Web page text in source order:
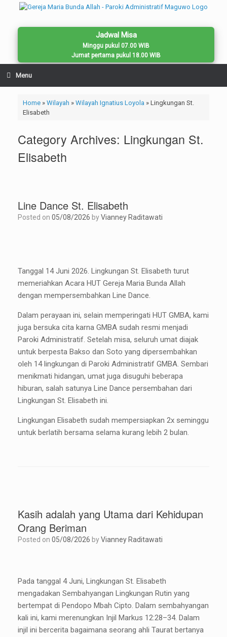
Jadwal Misa
Minggu pukul 07.00 WIB
Jumat pertama pukul 18.00 WIB
Menu
Home» Wilayah » Wilayah Ignatius Loyola » Lingkungan St.
Elisabeth
Category Archives: Lingkungan St.
Elisabeth
Line Dance St. Elisabeth
Posted on 05/08/2026 byVianney Raditawati
Tanggal 14 Juni 2026. Lingkungan St. Elisabeth turut
memeriahkan Acara HUT Gereja Maria Bunda Allah
dengan mempersembahkan Line Dance.
Dalam perayaan ini, selain memperingati HUT GMBA, kami
juga bersuka cita karna GMBA sudah resmi menjadi
Paroki Administratif. Setelah misa, seluruh umat diajak
untuk berpesta Bakso dan Soto yang dipersembahkan
oleh 14 lingkungan di Paroki Administratif GMBA. Sembari
menikmati hidangan, umat juga disuguhi beberapa
hiburan, salah satunya Line Dance persembahan dari
Lingkungan St. Elisabeth ini.
Lingkungan Elisabeth sudah mempersiapkan 2x seminggu
untuk berlatih bersama selama kurang lebih 2 bulan.
Kasih adalah yang Utama dari Kehidupan
Orang Beriman
Posted on 05/08/2026 byVianney Raditawati
Pada tanggal 4 Juni, Lingkungan St. Elisabeth
mengadakan Sembahyangan Lingkungan Rutin yang
bertempat di Pendopo Mbah Cipto. Dalam sembahyangan
kali ini, kami merenungkan Injil Markus 12:28–34. Dalam
injil ini bercerita bagaimana seorang ahli Taurat bertanya